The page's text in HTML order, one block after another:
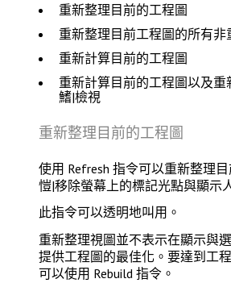
重新整理目前的工程圖
重新整理目前工程圖的所有非
重新計算目前的工程圖
重新計算目前的工程圖以及
鰭|檢視
重新整理目前的工程圖
使用 Refresh 指令可以重新整理
愷|移除螢幕上的標記光點與顯示
此指令可以透明地叫用。
重新整理視圖並不表示在顯示與
提供工程圖的最佳化。要達到工
可以使用 Rebuild 指令。